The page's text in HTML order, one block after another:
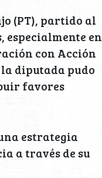
(PT), partido al
especialmente en
con Acción
diputada pudo
favores
estrategia
a través de su